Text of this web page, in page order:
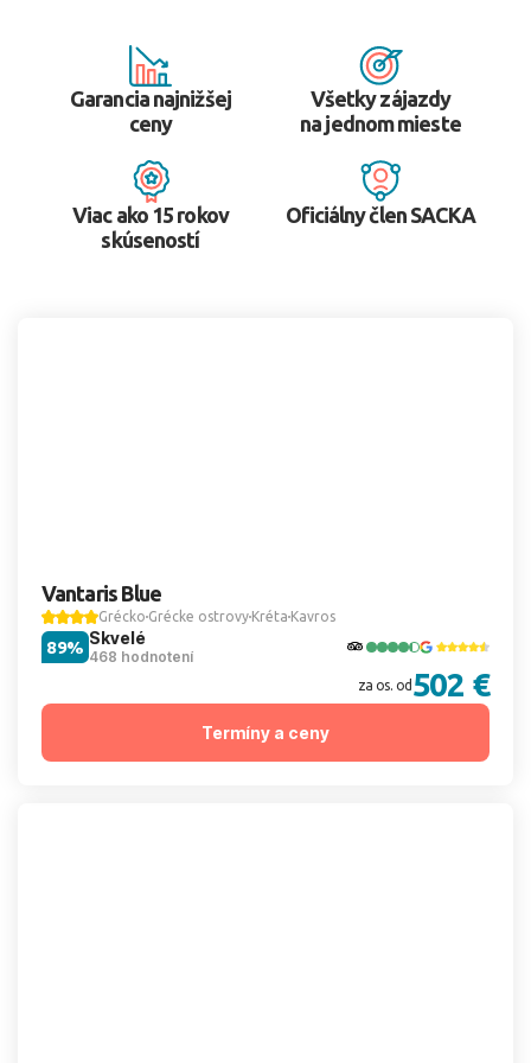
Garancia najnižšej
ceny
Všetky zájazdy
na jednom mieste
Viac ako 15 rokov
skúseností
Oficiálny člen SACKA
Vantaris Blue
Grécko Grécke ostrovy Kréta Kavros
Skvelé
468 hodnotení
89%
za os. od 502 €
Termíny a ceny